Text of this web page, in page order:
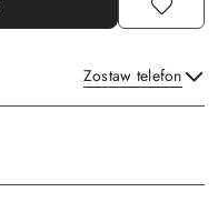
Zostaw telefon